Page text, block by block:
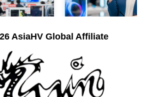
AsiaHV Global Affiliate